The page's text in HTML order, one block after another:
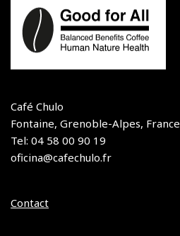
Café Chulo
Fontaine, Grenoble-Alpes, France
Tel: 04 58 00 90 19
oficina@cafechulo.fr
Contact